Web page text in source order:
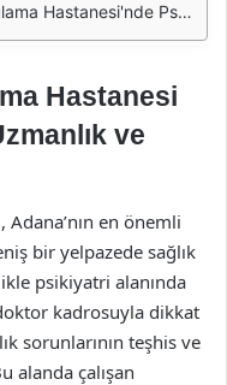
Psikiyatri Hizmetleri
Hastanesi
ve
en önemli
bir yelpazede sağlık
psikiyatri alanında
kadrosuyla dikkat
sorunlarının teşhis ve
alanda çalışan